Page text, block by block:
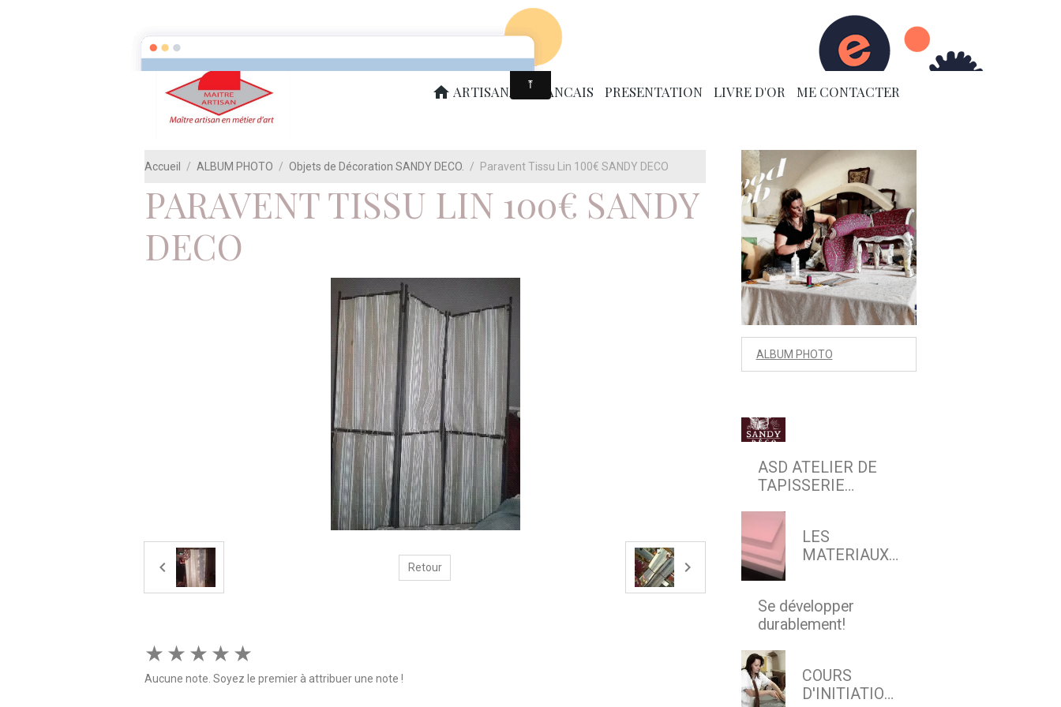
TAPISSIER GARNISSEUR RECOUVRIR UN FAUTEUIL ARTISANAT D ART ARTISAN DECORATEUR MEUBLES PATINES. PATINES ANCIENNES. RELOOKER SES MEUBLES. REFECTION SIEGE GARNISSAGE TRADITIONNEL
TAPISSERIE D AMEUBLEMENT EN SIEGE DECORATION D INTERIEUR FAUTEUIL CANAPE CONFECTION RIDEAUX
ARTISANAT FRANCAIS PRESENTATION LIVRE D'OR ME CONTACTER
Accueil ALBUM PHOTO Objets de Décoration SANDY DECO. Paravent Tissu Lin 100€ SANDY DECO
PARAVENT TISSU LIN 100€ SANDY
DECO
Retour
★ ★ ★ ★ ★
Aucune note. Soyez le premier à attribuer une note !
ALBUM PHOTO
ASD ATELIER DE
TAPISSERIE
EN SIEGE & DECOR
LES
MATERIAUX
Se développer
durablement!
COURS
D'INITIATION